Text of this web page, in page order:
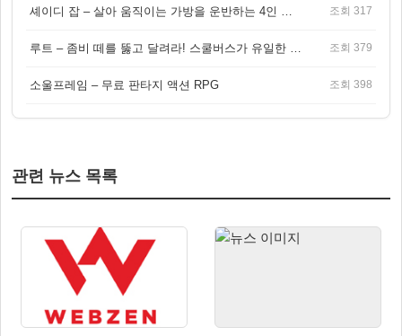
조회 317
조회 379
소울프레임 – 무료 판타지 액션 RPG 조회 398
관련 뉴스 목록